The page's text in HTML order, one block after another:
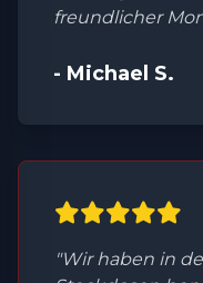
freundlicher
- Michael S.
"Wir haben in